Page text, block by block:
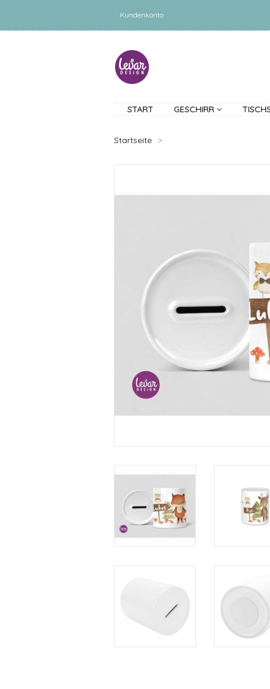
Kundenkonto
START GESCHIRR
Startseite >